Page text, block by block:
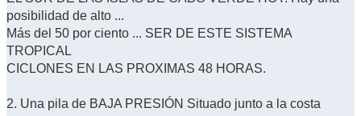
posibilidad de alto ...
Más del 50 por ciento ... SER DE ESTE SISTEMA
TROPICAL
CICLONES EN LAS PROXIMAS 48 HORAS.
2. Una pila de BAJA PRESIÓN Situado junto a la costa